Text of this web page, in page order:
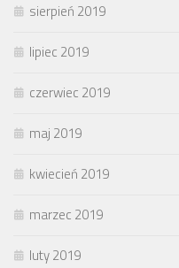
sierpień 2019
lipiec 2019
czerwiec 2019
maj 2019
kwiecień 2019
marzec 2019
luty 2019